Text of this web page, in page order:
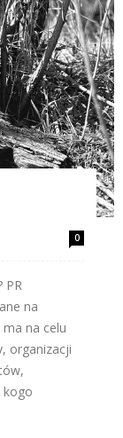
0
PR
na
na celu
organizacji
kogo